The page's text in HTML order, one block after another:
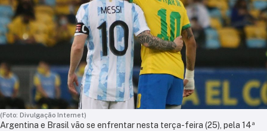
(Foto: Divulgação Internet)
Argentina e Brasil vão se enfrentar nesta terça-feira (25), pela 14ª